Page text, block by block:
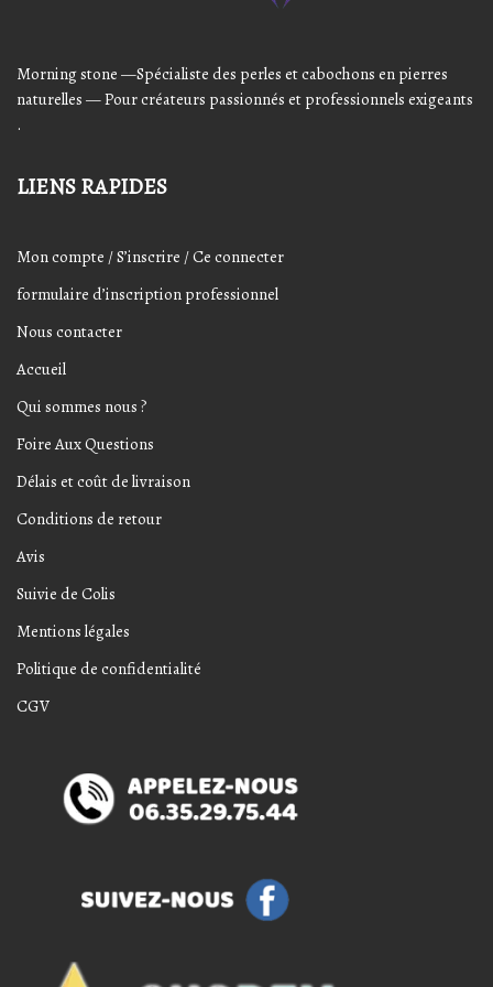
Morning stone —Spécialiste des perles et cabochons en pierres
naturelles — Pour créateurs passionnés et professionnels exigeants
.
LIENS RAPIDES
Mon compte / S’inscrire / Ce connecter
formulaire d’inscription professionnel
Nous contacter
Accueil
Qui sommes nous ?
Foire Aux Questions
Délais et coût de livraison
Conditions de retour
Avis
Suivie de Colis
Mentions légales
Politique de confidentialité
CGV